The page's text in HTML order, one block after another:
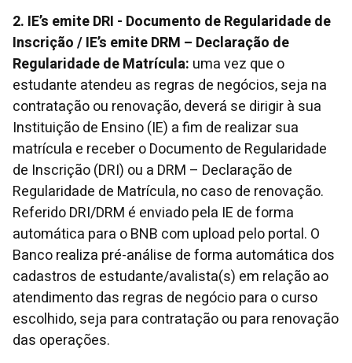
2. IE’s emite DRI - Documento de Regularidade de
Inscrição / IE’s emite DRM – Declaração de
Regularidade de Matrícula: uma vez que o
estudante atendeu as regras de negócios, seja na
contratação ou renovação, deverá se dirigir à sua
Instituição de Ensino (IE) a fim de realizar sua
matrícula e receber o Documento de Regularidade
de Inscrição (DRI) ou a DRM – Declaração de
Regularidade de Matrícula, no caso de renovação.
Referido DRI/DRM é enviado pela IE de forma
automática para o BNB com upload pelo portal. O
Banco realiza pré-análise de forma automática dos
cadastros de estudante/avalista(s) em relação ao
atendimento das regras de negócio para o curso
escolhido, seja para contratação ou para renovação
das operações.